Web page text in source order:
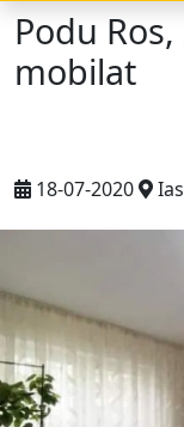
Podu
mobilat
18-07-2020